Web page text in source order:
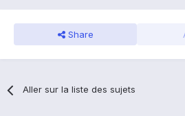
Share
Aller sur la liste des sujets